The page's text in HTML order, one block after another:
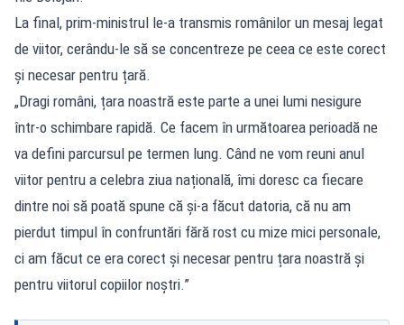
La final, prim-ministrul le-a transmis românilor un mesaj legat
de viitor, cerându-le să se concentreze pe ceea ce este corect
și necesar pentru țară.
„Dragi români, țara noastră este parte a unei lumi nesigure
într-o schimbare rapidă. Ce facem în următoarea perioadă ne
va defini parcursul pe termen lung. Când ne vom reuni anul
viitor pentru a celebra ziua națională, îmi doresc ca fiecare
dintre noi să poată spune că și-a făcut datoria, că nu am
pierdut timpul în confruntări fără rost cu mize mici personale,
ci am făcut ce era corect și necesar pentru țara noastră și
pentru viitorul copiilor noștri.”